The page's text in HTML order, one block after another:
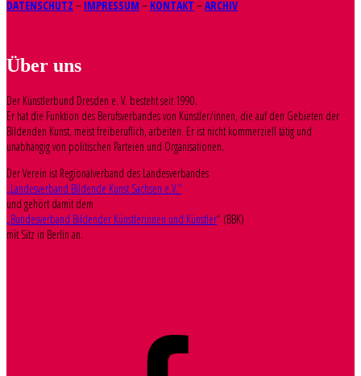
DATENSCHUTZ – IMPRESSUM – KONTAKT –ARCHIV
Über uns
Der Künstlerbund Dresden e. V. besteht seit 1990.
Er hat die Funktion des Berufsverbandes von Künstler/innen, die auf den Gebieten der
Bildenden Kunst, meist freiberuflich, arbeiten. Er ist nicht kommerziell tätig und
unabhängig von politischen Parteien und Organisationen.
Der Verein ist Regionalverband des Landesverbandes
„Landesverband Bildende Kunst Sachsen e.V.“
und gehört damit dem
„Bundesverband Bildender Künstlerinnen und Künstler“ (BBK)
mit Sitz in Berlin an.